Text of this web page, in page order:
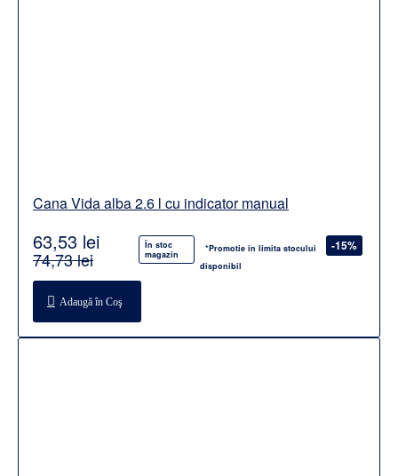
Cana Vida alba 2.6 l cu indicator manual
În stoc
magazin
*Promotie in limita stocului
disponibil
-15%
63,53 lei
74,73 lei
Adaugă în Coş